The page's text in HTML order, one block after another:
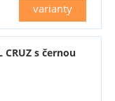
varianty
s černou